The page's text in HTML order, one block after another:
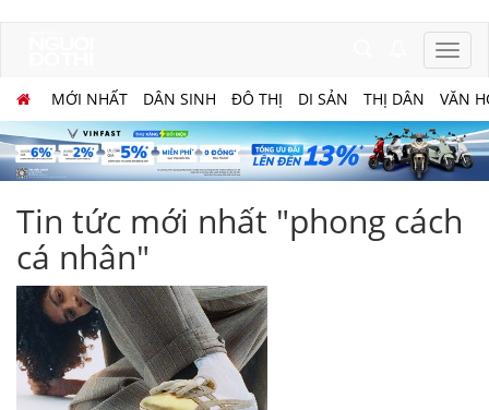
MỚI NHẤT DÂN SINH ĐÔ THỊ DI SẢN THỊ DÂN VĂN
Tin tức mới nhất "phong cách
cá nhân"